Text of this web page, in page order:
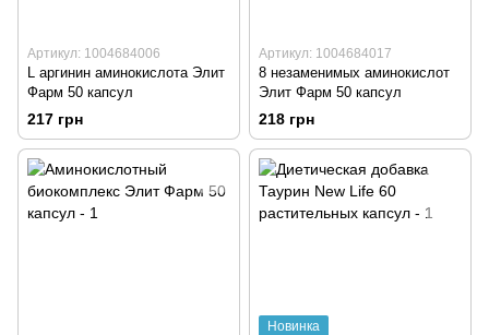
Артикул: 1004684006
L аргинин аминокислота Элит
Фарм 50 капсул
217 грн
Артикул: 1004684017
8 незаменимых аминокислот
Элит Фарм 50 капсул
218 грн
Новинка